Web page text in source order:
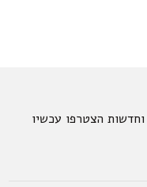
וחדשות הצטרפו עכשיו